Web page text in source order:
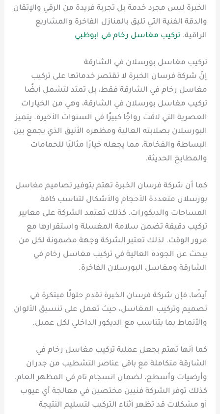
الخبرة ليس مجرد خدمة بل تجربة فريدة من الرقي والإتقان
والدقة الفنية التي تليق بالمنازل الفاخرة والمشاريع
الراقية. تركيب مغاسل رخام في ابوظبي
تركيب مغاسل بورسلان في الشارقة
إنّ شركة فرسان الخبرة لا تقتصر خدماتها على تركيب
مغاسل رخام في الشارقة فقط، بل تمتد لتشمل أيضًا
تركيب مغاسل بورسلان في الشارقة، وهي من الخيارات
العصرية التي لاقت رواجًا كبيرًا في السنوات الأخيرة. يتميز
البورسلان بصلابته العالية ومظهره الأنيق الذي يجمع بين
البساطة والفخامة، مما يجعله خيارًا مثاليًا للحمامات
والمطابخ الحديثة.
كما أن شركة فرسان الخبرة تهتم بتوفير تصاميم مغاسل
بورسلان متعددة الأحجام والأشكال لتناسب كافة
المساحات والديكورات. كذلك تعتمد الشركة على معايير
تركيب دقيقة تضمن سلامة المغسلة واستقرارها مع
مرور الوقت. لذلك تعتبر الشركة وجهة مضمونة لكل من
يبحث عن الجودة العالية في تركيب مغاسل رخام في
الشارقة ومغاسل البورسلان الفاخرة.
أيضًا، فإن شركة فرسان الخبرة تقدم حلولًا مبتكرة في
تصميم وتركيب المغاسل، حيث تعمل على تنسيق الألوان
والأنماط بما يتناسب مع الديكور الداخلي لكل عميل.
كما أنها تهتم بجعل عملية تركيب مغاسل رخام في
الشارقة متكاملة مع باقي عناصر التشطيب من جدران
وأرضيات وأسطح، لضمان انسجام تام في المظهر العام.
كذلك توفر الشركة فنيين مختصين في معالجة أي عيوب
أو مشكلات قد تظهر أثناء التركيب لتسليم النتيجة